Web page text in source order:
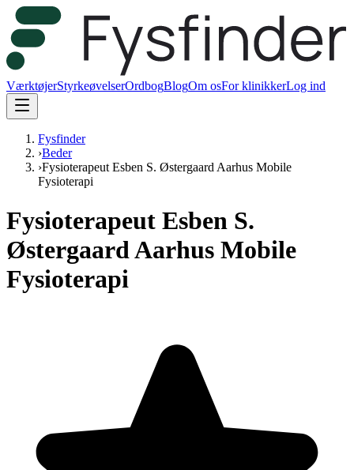
VærktøjerStyrkeøvelserOrdbogBlogOm osFor klinikkerLog ind
Fysfinder
›Beder
›Fysioterapeut Esben S. Østergaard Aarhus Mobile
Fysioterapi
Fysioterapeut Esben S.
Østergaard Aarhus Mobile
Fysioterapi